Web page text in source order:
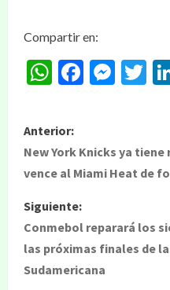
Compartir en:
WhatsApp
Anterior:
New York Knicks ya
vence al Miami Heat de
Siguiente:
Conmebol reparará los
las próximas finales de
Sudamericana